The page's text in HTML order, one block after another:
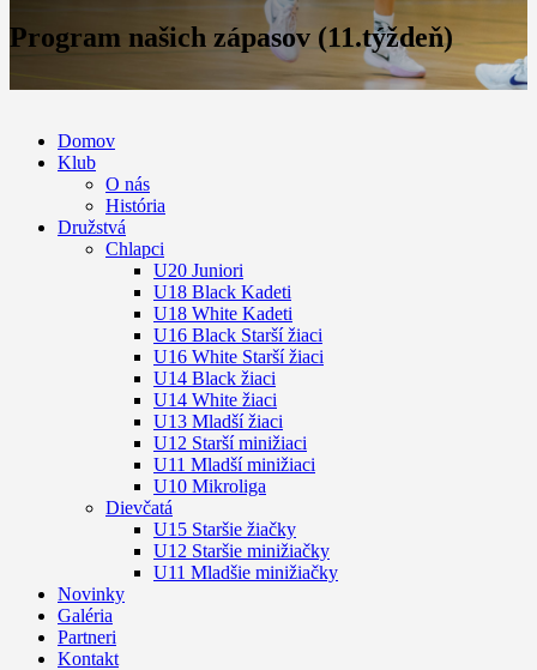
Program našich zápasov (11.týždeň)
Domov
Klub
O nás
História
Družstvá
Chlapci
U20 Juniori
U18 Black Kadeti
U18 White Kadeti
U16 Black Starší žiaci
U16 White Starší žiaci
U14 Black žiaci
U14 White žiaci
U13 Mladší žiaci
U12 Starší minižiaci
U11 Mladší minižiaci
U10 Mikroliga
Dievčatá
U15 Staršie žiačky
U12 Staršie minižiačky
U11 Mladšie minižiačky
Novinky
Galéria
Partneri
Kontakt